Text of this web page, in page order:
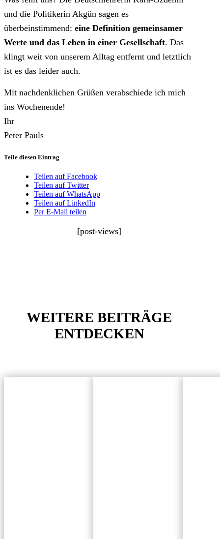
und die Politikerin Akgün sagen es
überbeinstimmend: eine Definition gemeinsamer
Werte und das Leben in einer Gesellschaft. Das
klingt weit von unserem Alltag entfernt und letztlich
ist es das leider auch.
Mit nachdenklichen Grüßen verabschiede ich mich
ins Wochenende!
Ihr
Peter Pauls
Teile diesen Eintrag
Teilen auf Facebook
Teilen auf Twitter
Teilen auf WhatsApp
Teilen auf LinkedIn
Per E-Mail teilen
[post-views]
WEITERE BEITRÄGE
ENTDECKEN